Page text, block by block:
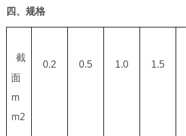
四、规格
截
面
m
m2
0.2 0.5 1.0 1.5